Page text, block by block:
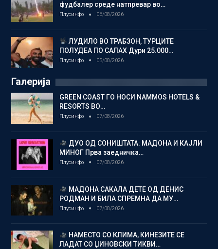
фудбалер среде натпревар во…
Плусинфо 06/08/2026
ЛУДИЛО ВО ТРАБЗОН, ТУРЦИТЕ
ПОЛУДЕА ПО САЛАХ Дури 25.000…
Плусинфо 05/08/2026
Галерија
GREEN COAST ГО НОСИ NAMMOS HOTELS &
RESORTS ВО…
Плусинфо 07/08/2026
ДУО ОД СОНИШТАТА: МАДОНА И КАЈЛИ
МИНОГ Прва заедничка…
Плусинфо 07/08/2026
МАДОНА САКАЛА ДЕТЕ ОД ДЕНИС
РОДМАН И БИЛА СПРЕМНА ДА МУ…
Плусинфо 07/08/2026
НАМЕСТО СО КЛИМА, КИНЕЗИТЕ СЕ
ЛАДАТ СО ЏИНОВСКИ ТИКВИ…